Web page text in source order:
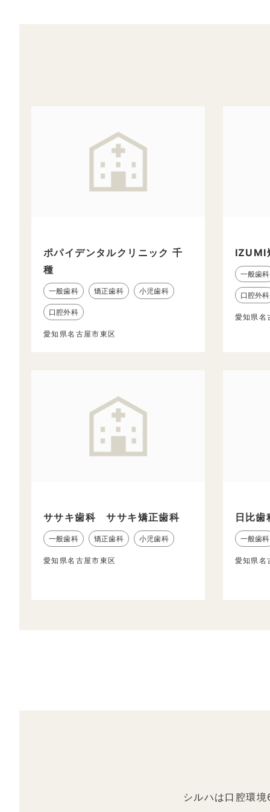
ポパイデンタルクリニック 千
種
一般歯科 矯正歯科 小児歯科
口腔外科
愛知県名古屋市東区
IZUMI
一般歯科
口腔外科
愛知県名
ササキ歯科 ササキ矯正歯科
一般歯科 矯正歯科 小児歯科
愛知県名古屋市東区
日比歯
一般歯科
愛知県名
シルハは口腔環